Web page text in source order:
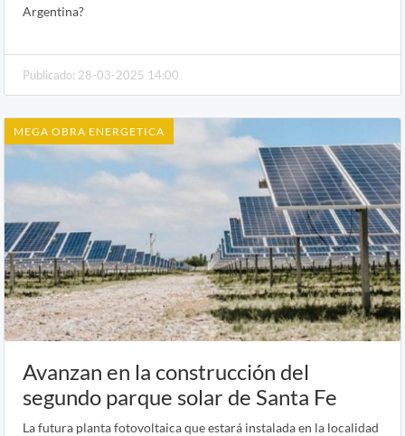
Argentina?
Publicado: 28-03-2025 14:00
MEGA OBRA ENERGETICA
Avanzan en la construcción del
segundo parque solar de Santa Fe
La futura planta fotovoltaica que estará instalada en la localidad